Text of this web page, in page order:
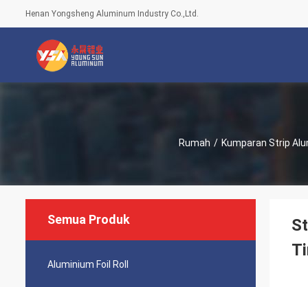
Henan Yongsheng Aluminum Industry Co.,Ltd.
Rumah / Kumparan Strip
Semua Produk
Aluminium Foil Roll